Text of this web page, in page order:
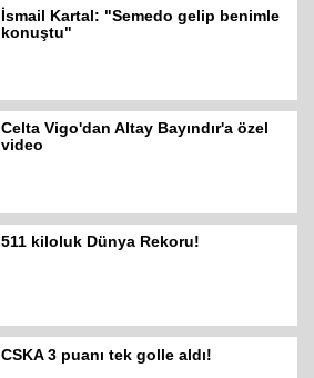
İsmail Kartal: "Semedo gelip benimle
konuştu"
Celta Vigo'dan Altay Bayındır'a özel
video
511 kiloluk Dünya Rekoru!
CSKA 3 puanı tek golle aldı!